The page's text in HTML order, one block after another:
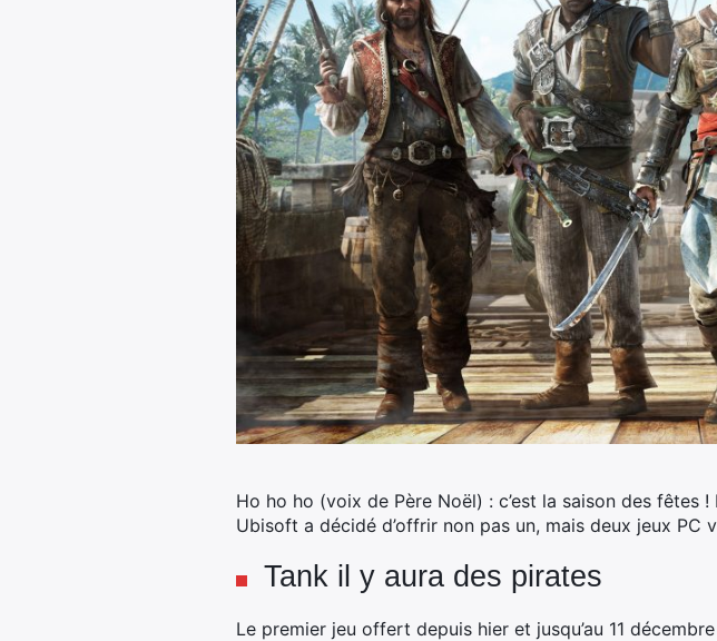
Ho ho ho (voix de Père Noël) : c’est la saison des
Ubisoft a décidé d’offrir non pas un, mais deux jeux PC
Tank il y aura des pirates
Le premier jeu offert depuis hier et jusqu’au 11